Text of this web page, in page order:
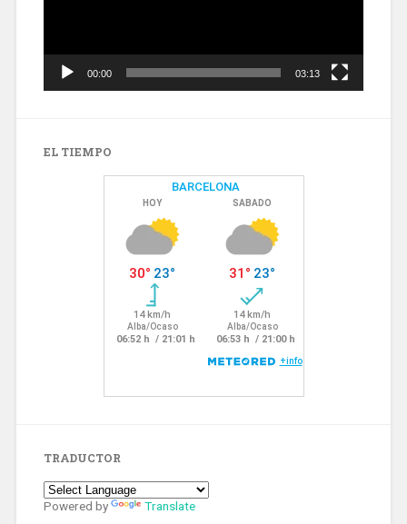
00:00 03:13
EL TIEMPO
TRADUCTOR
Powered by Translate